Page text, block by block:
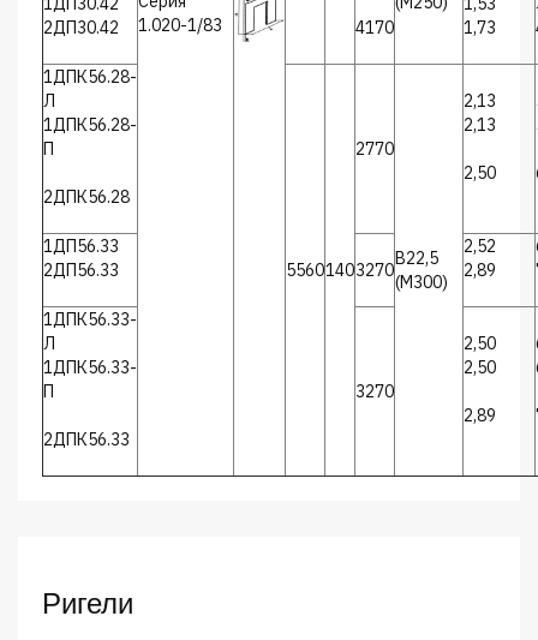
1.020-1/83
2ДП30.42
4170
1,73
1ДПК56.28-
Л
1ДПК56.28-
П
2ДПК56.28
5560140
2770
В22,5
(М300)
2,13
2,13
2,50
1ДП56.33
2ДП56.33
3270
2,52
2,89
1ДПК56.33-
Л
1ДПК56.33-
П
2ДПК56.33
3270
2,50
2,50
2,89
Ригели